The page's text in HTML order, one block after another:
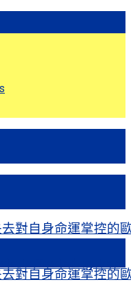
對自身命運掌控的
Is Tested by Iran
對自身命運掌控的